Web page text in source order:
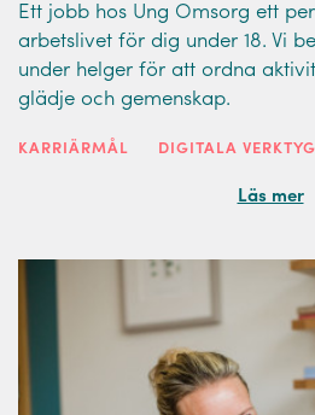
Ett jobb hos Ung Omsorg ett
arbetslivet för dig under 18. Vi
under helger för att ordna
glädje och gemenskap.
KARRIÄRMÅL DIGITALA VERKTYG
Läs mer